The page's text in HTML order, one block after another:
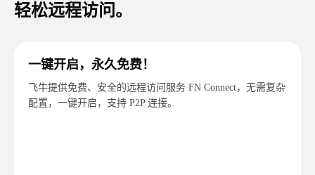
轻松远程访问。
一键开启，永久免费！
飞牛提供免费、安全的远程访问服务 FN Connect，无需复杂
配置，一键开启，支持 P2P 连接。